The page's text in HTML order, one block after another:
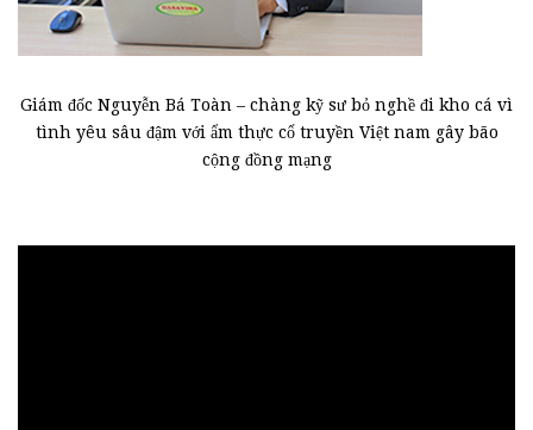
Giám đốc Nguyễn Bá Toàn – chàng kỹ sư bỏ nghề đi kho cá vì
tình yêu sâu đậm với ẩm thực cổ truyền Việt nam gây bão
cộng đồng mạng